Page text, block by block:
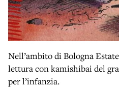
Nell’ambito di Bologna
lettura con kamishibai del
per l’infanzia.